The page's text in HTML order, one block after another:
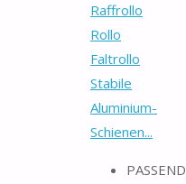
Raffrollo
Rollo
Faltrollo
Stabile
Aluminium-
Schienen...
PASSEND